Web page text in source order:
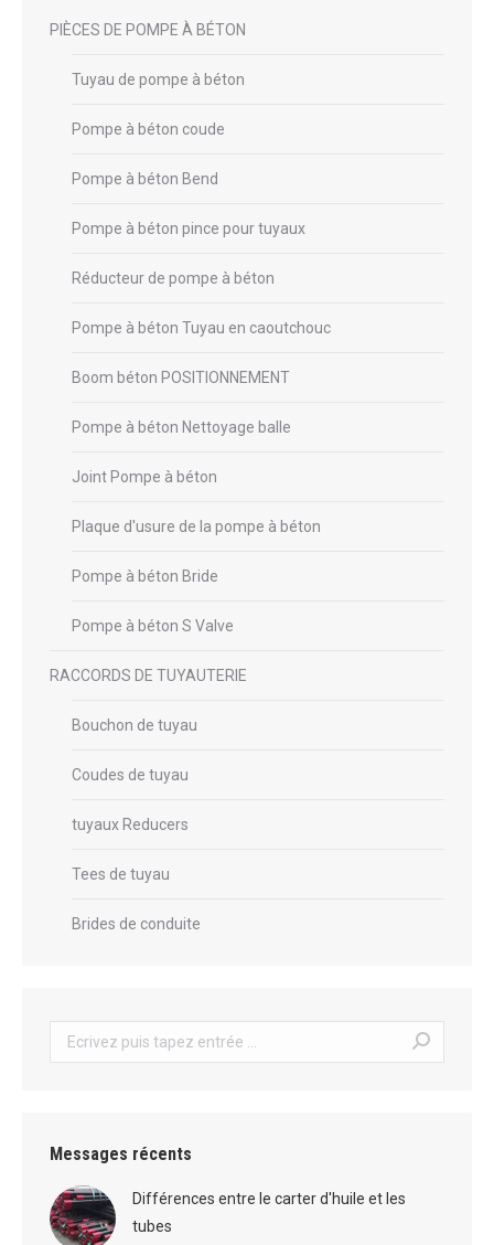
PIÈCES DE POMPE À BÉTON
Tuyau de pompe à béton
Pompe à béton coude
Pompe à béton Bend
Pompe à béton pince pour tuyaux
Réducteur de pompe à béton
Pompe à béton Tuyau en caoutchouc
Boom béton POSITIONNEMENT
Pompe à béton Nettoyage balle
Joint Pompe à béton
Plaque d'usure de la pompe à béton
Pompe à béton Bride
Pompe à béton S Valve
RACCORDS DE TUYAUTERIE
Bouchon de tuyau
Coudes de tuyau
tuyaux Reducers
Tees de tuyau
Brides de conduite
Recherche
:
Messages récents
Différences entre le carter d'huile et les
tubes